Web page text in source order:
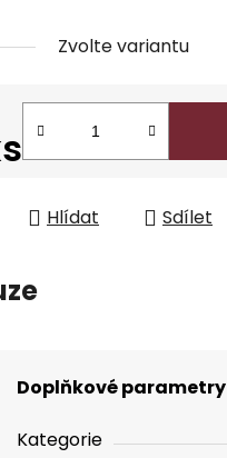
Zvolte variantu
Hlídat Sdílet
Doplňkové parametry
Kategorie